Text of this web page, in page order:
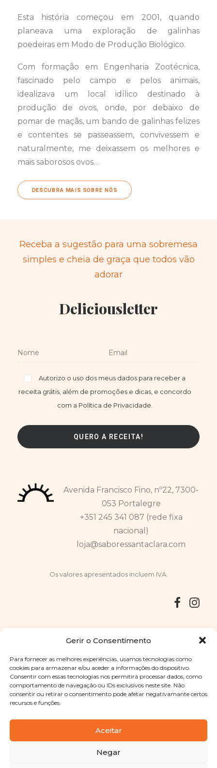
Gerir o Consentimento
Para fornecer as melhores experiências, usamos tecnologias como
cookies para armazenar e/ou aceder a informações do dispositivo.
Consentir com essas tecnologias nos permitirá processar dados, como
comportamento de navegação ou IDs exclusivos neste site. Não
consentir ou retirar o consentimento pode afetar negativamante certos
recursos e funções.
Aceitar
Negar
Esta história começou em 2001, quando
planeava uma exploração de galinhas
poedeiras em Modo de Produção Biológico.
Com formação em Engenharia Zootécnica,
fascinado pelo campo e pelos animais,
idealizava um local idílico destinado à
produção de ovos, onde, por debaixo de
pomar de maçãs, um bando de galinhas felizes
e contentes se passeassem, convivessem e
naturalmente, me deixassem os melhores e
mais saborosos ovos…
DESCUBRA MAIS SOBRE NÓS
Receba a sugestão para uma sobremesa
simples e cheia de graça que todos vão
adorar
Deliciousletter
Autorizo o uso dos meus dados para receber a
receita grátis, além de promoções e dicas, e concordo
com a Política de Privacidade.
Avenida Francisco Fino, nº22, 7300-
053 Portalegre
+351 245 341 087 (rede fixa
nacional)
loja@saboressantaclara.com
Os valores apresentados incluem IVA.
Copyright © 2025 Sabores Santa Clara
. Todos os direitos
reservadosPolítica de Privacidade |Termos e condições
Designed byShift Your Branding Agency